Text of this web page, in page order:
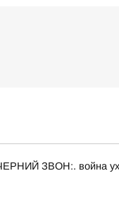
ЗВОН:. война